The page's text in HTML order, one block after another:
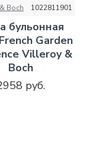
Boch 1022811901
бульонная
Garden
Villeroy &
Boch
руб.